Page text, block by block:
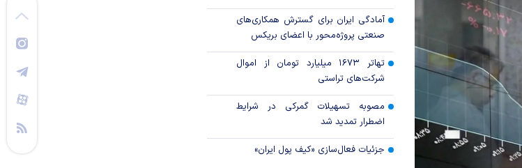
آمادگی ایران برای گسترش همکاری‌های
صنعتی پروژه‌محور با اعضای بریکس
تهاتر ۱۶۷۳ میلیارد تومان از اموال
شرکت‌های تراستی
مصوبه تسهیلات گمرکی در شرایط
اضطرار تمدید شد
جزئیات فعال‌سازی «کیف پول ایران»